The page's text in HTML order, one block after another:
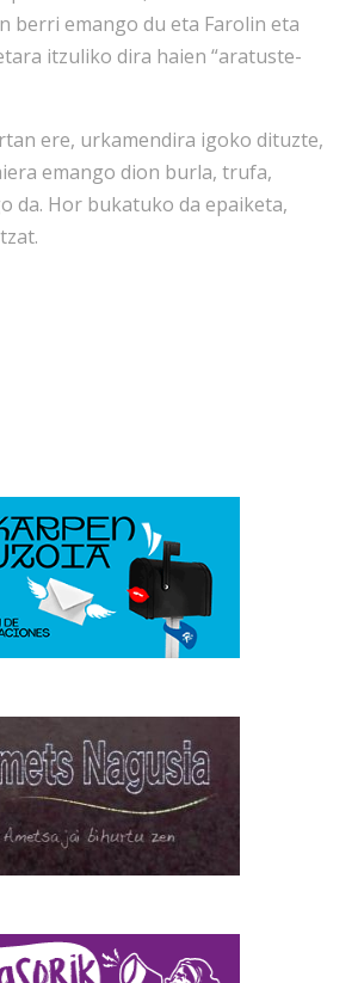
berri emango du eta Farolin eta
itzuliko dira haien “aratuste-
ere, urkamendira igoko dituzte,
emango dion burla, trufa,
da. Hor bukatuko da epaiketa,